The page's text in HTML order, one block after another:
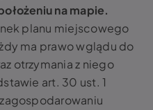
na mapie.
planu miejscowego
ma prawo wglądu do
otrzymania z niego
art. 30 ust. 1